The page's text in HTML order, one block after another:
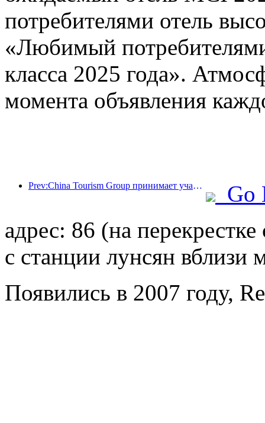
потребителями отель
«Любимый
класса 2025 года».
момента объявления
Prev:China Tourism Group принимает участие в Китайской международной импортной выставке уже восемь лет подряд, подписав контракты на сумму более 1 млрд долларов США.
Go
адрес: 86 (на
с станции лунсян вблизи
Появились в 2007 году,